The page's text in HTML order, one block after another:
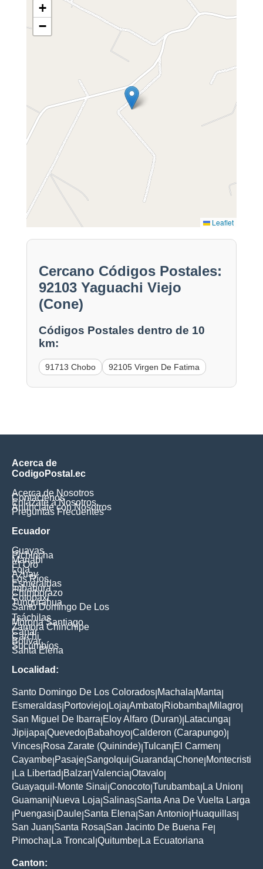
+
−
Leaflet
Cercano Códigos Postales:
92103 Yaguachi Viejo
(Cone)
Códigos Postales dentro de 10
km:
91713 Chobo 92105 Virgen De Fatima
Acerca de
CodigoPostal.ec
Acerca de Nosotros
Contáctenos
Enlázate a Nosotros
Anúnciate con Nosotros
Preguntas Frecuentes
Ecuador
Guayas
Pichincha
Manabí
El Oro
Loja
Azuay
Los Ríos
Esmeraldas
Imbabura
Chimborazo
Cotopaxi
Tungurahua
Santo Domingo De Los
Tsáchilas
Morona Santiago
Zamora Chinchipe
Cañar
Carchi
Bolívar
Sucumbíos
Santa Elena
Localidad:
Santo Domingo De Los Colorados Machala Manta
Esmeraldas Portoviejo Loja Ambato Riobamba Milagro
San Miguel De Ibarra Eloy Alfaro (Duran) Latacunga
Jipijapa Quevedo Babahoyo Calderon (Carapungo)
Vinces Rosa Zarate (Quininde) Tulcan El Carmen
Cayambe Pasaje Sangolqui Guaranda Chone Montecristi
La Libertad Balzar Valencia Otavalo
Guayaquil-Monte Sinai Conocoto Turubamba La Union
Guamani Nueva Loja Salinas Santa Ana De Vuelta Larga
Puengasi Daule Santa Elena San Antonio Huaquillas
San Juan Santa Rosa San Jacinto De Buena Fe
Pimocha La Troncal Quitumbe La Ecuatoriana
Canton: